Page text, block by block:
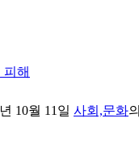
해
10월 11일 사회,문화의